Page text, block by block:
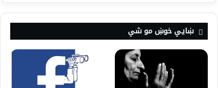
ښايي خوښ مو شي